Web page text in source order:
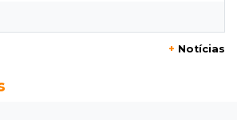
Feira das Esposas, Festival
+ Notícias